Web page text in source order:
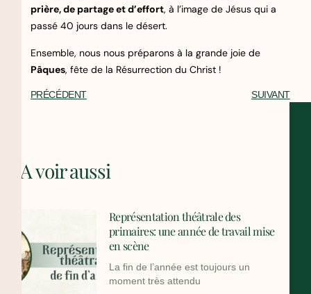
prière, de partage et d’effort, à l’image de Jésus qui a
passé 40 jours dans le désert.
Ensemble, nous nous préparons à la grande joie de
Pâques, fête de la Résurrection du Christ !
PRÉCÉDENT SUIVANT
A voir aussi
Représentation théâtrale des
primaires: une année de travail mise
en scène
La fin de l’année est toujours un
moment très attendu